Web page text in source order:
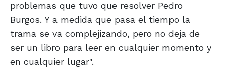
problemas que tuvo que resolver Pedro
Burgos. Y a medida que pasa el tiempo la
trama se va complejizando, pero no deja de
ser un libro para leer en cualquier momento y
en cualquier lugar".